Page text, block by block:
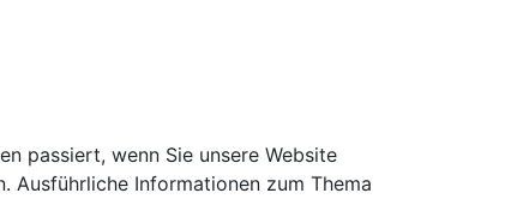
passiert, wenn Sie unsere Website
Ausführliche Informationen zum Thema